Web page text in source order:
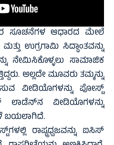
ಸೂಚನೆಗಳ ಆಧಾರದ ಮೇಲೆ
ಉಗ್ರಗಾಮಿ ಸಿದ್ಧಾಂತವನ್ನು
ನೇಮಿಸಿಕೊಳ್ಳಲು ಸಾಮಾಜಿಕ
ಅಲ್ಲದೇ ಮೂವರು ತಮ್ಮನ್ನು
ವೀಡಿಯೊಗಳನ್ನು ಪೋಸ್ಟ್
ವೀಡಿಯೊಗಳನ್ನು
ಬಯಲಾಗಿದೆ.
ರಾಷ್ಟ್ರಧ್ವಜವನ್ನು ಐಸಿಸ್